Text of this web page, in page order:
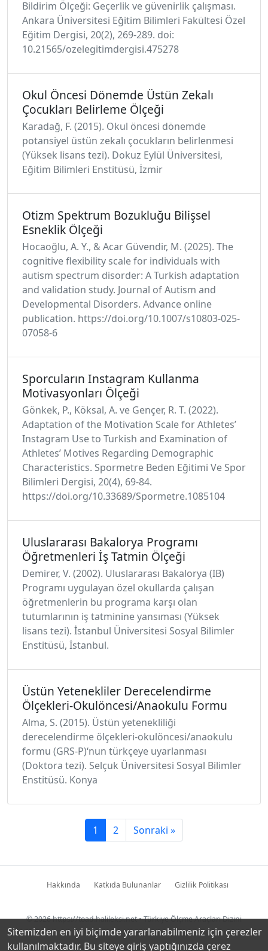
Bildirim Ölçeği: Geçerlik ve güvenirlik çalışması.
Ankara Üniversitesi Eğitim Bilimleri Fakültesi Özel
Eğitim Dergisi, 20(2), 269-289. doi:
10.21565/ozelegitimdergisi.475278
Okul Öncesi Dönemde Üstün Zekalı
Çocukları Belirleme Ölçeği
Karadağ, F. (2015). Okul öncesi dönemde
potansiyel üstün zekalı çocukların belirlenmesi
(Yüksek lisans tezi). Dokuz Eylül Üniversitesi,
Eğitim Bilimleri Enstitüsü, İzmir
Otizm Spektrum Bozukluğu Bilişsel
Esneklik Ölçeği
Hocaoğlu, A. Y., & Acar Güvendir, M. (2025). The
cognitive flexibility scale for individuals with
autism spectrum disorder: A Turkish adaptation
and validation study. Journal of Autism and
Developmental Disorders. Advance online
publication. https://doi.org/10.1007/s10803-025-
07058-6
Sporcuların Instagram Kullanma
Motivasyonları Ölçeği
Gönkek, P., Köksal, A. ve Gençer, R. T. (2022).
Adaptation of the Motivation Scale for Athletes’
Instagram Use to Turkish and Examination of
Athletes’ Motives Regarding Demographic
Characteristics. Spormetre Beden Eğitimi Ve Spor
Bilimleri Dergisi, 20(4), 69-84.
https://doi.org/10.33689/Spormetre.1085104
Uluslararası Bakalorya Programı
Öğretmenleri İş Tatmin Ölçeği
Demirer, V. (2002). Uluslararası Bakalorya (IB)
Programı uygulayan özel okullarda çalışan
öğretmenlerin bu programa karşı olan
tutumlarının iş tatminine yansıması (Yüksek
lisans tezi). İstanbul Üniversitesi Sosyal Bilimler
Enstitüsü, İstanbul.
Üstün Yetenekliler Derecelendirme
Ölçekleri-Okulöncesi/Anaokulu Formu
Alma, S. (2015). Üstün yetenekliliği
derecelendirme ölçekleri-okulöncesi/anaokulu
formu (GRS-P)‘nun türkçeye uyarlanması
(Doktora tezi). Selçuk Üniversitesi Sosyal Bilimler
Enstitüsü. Konya
1 2 Sonraki »
Hakkında Katkıda Bulunanlar Gizlilik Politikası
© 2026https://toad.halileksi.net• Türkiye Ölçme Araçları Dizini
Sitemizden en iyi biçimde yararlanabilmeniz için çerezler
kullanılmaktadır. Bu siteye giriş yaptığınızda çerez